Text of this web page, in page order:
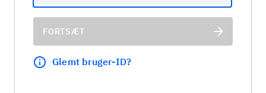
FORTSÆT
Glemt bruger-ID?